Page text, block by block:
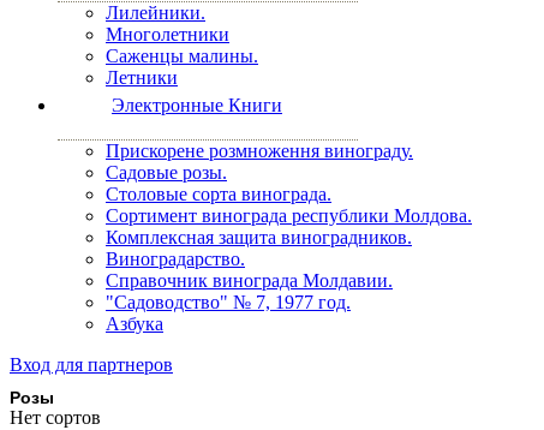
Лилейники.
Многолетники
Саженцы малины.
Летники
Электронные Книги
Прискорене розмноження винограду.
Садовые розы.
Столовые сорта винограда.
Сортимент винограда республики Молдова.
Комплексная защита виноградников.
Виноградарство.
Справочник винограда Молдавии.
"Садоводство" № 7, 1977 год.
Азбука
Вход для партнеров
Розы
Нет сортов